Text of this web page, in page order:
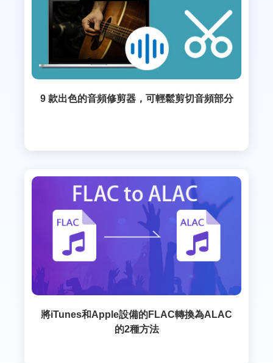
9 款出色的音頻修剪器，可輕鬆剪切音頻部分
將iTunes和Apple設備的FLAC轉換為ALAC
的2種方法